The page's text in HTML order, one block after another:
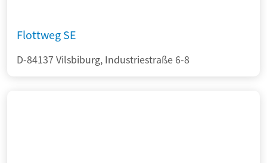
Flottweg SE
D-84137 Vilsbiburg, Industriestraße 6-8